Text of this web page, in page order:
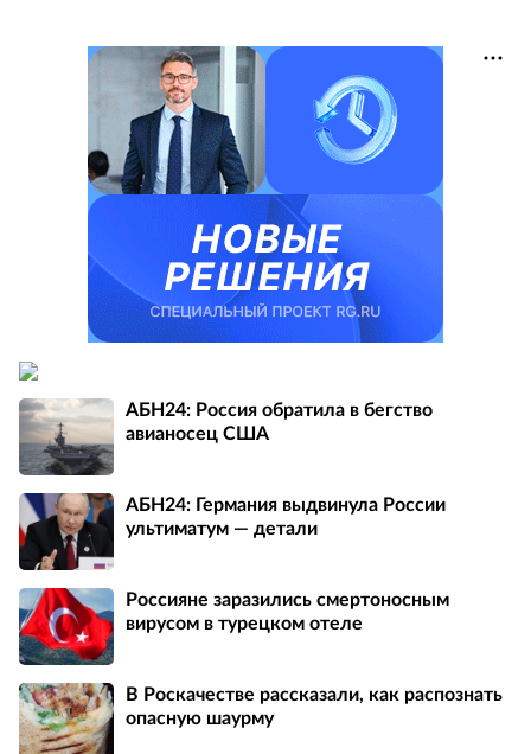
АБН24: Россия обратила в бегство
авианосец США
АБН24: Германия выдвинула России
ультиматум — детали
Россияне заразились смертоносным
вирусом в турецком отеле
В Роскачестве рассказали, как распознать
опасную шаурму